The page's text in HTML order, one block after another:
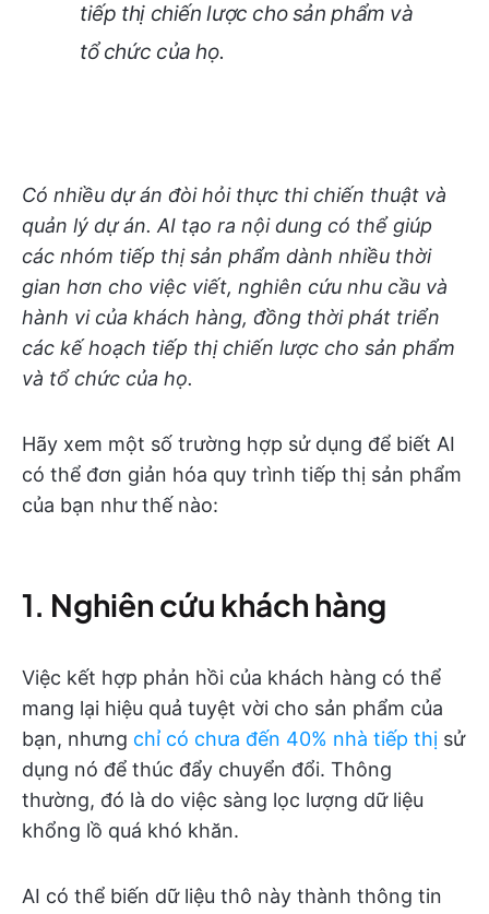
tiếp thị chiến lược cho sản phẩm và
tổ chức của họ.
Có nhiều dự án đòi hỏi thực thi chiến thuật và
quản lý dự án. AI tạo ra nội dung có thể giúp
các nhóm tiếp thị sản phẩm dành nhiều thời
gian hơn cho việc viết, nghiên cứu nhu cầu và
hành vi của khách hàng, đồng thời phát triển
các kế hoạch tiếp thị chiến lược cho sản phẩm
và tổ chức của họ.
Hãy xem một số trường hợp sử dụng để biết AI
có thể đơn giản hóa quy trình tiếp thị sản phẩm
của bạn như thế nào:
1. Nghiên cứu khách hàng
Việc kết hợp phản hồi của khách hàng có thể
mang lại hiệu quả tuyệt vời cho sản phẩm của
bạn, nhưng chỉ có chưa đến 40% nhà tiếp thị sử
dụng nó để thúc đẩy chuyển đổi. Thông
thường, đó là do việc sàng lọc lượng dữ liệu
khổng lồ quá khó khăn.
AI có thể biến dữ liệu thô này thành thông tin